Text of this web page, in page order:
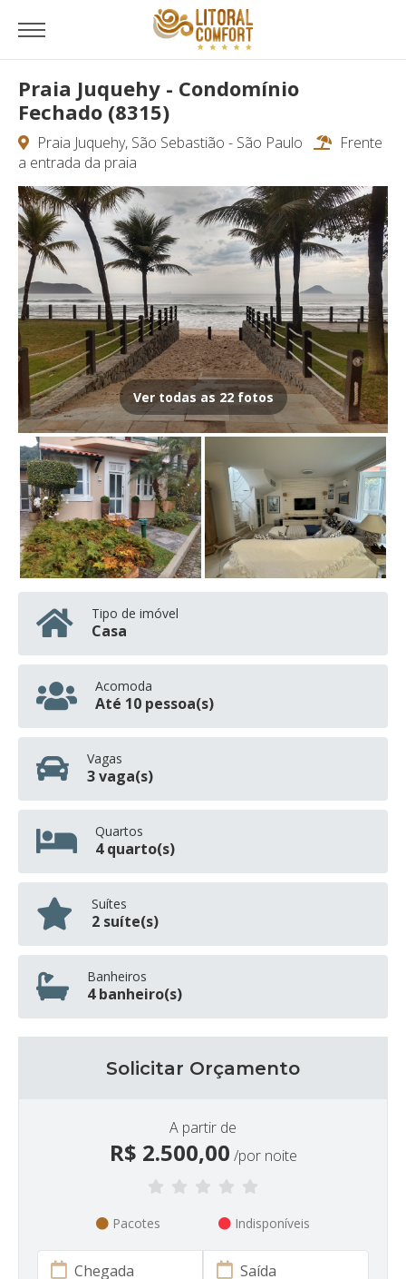
Praia Juquehy - Condomínio
Fechado (8315)
Praia Juquehy, São Sebastião - São Paulo
Frente
a entrada da praia
Ver todas as 22 fotos
Tipo de imóvel
Casa
Acomoda
Até 10 pessoa(s)
Vagas
3 vaga(s)
Quartos
4 quarto(s)
Suítes
2 suíte(s)
Banheiros
4 banheiro(s)
Solicitar Orçamento
A partir de
R$ 2.500,00 /por noite
Pacotes Indisponíveis